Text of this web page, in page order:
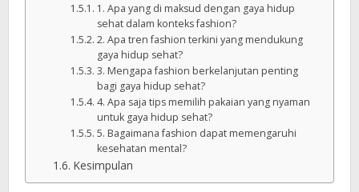
1. Apa yang di maksud dengan gaya hidup
sehat dalam konteks fashion?
2. Apa tren fashion terkini yang mendukung
gaya hidup sehat?
3. Mengapa fashion berkelanjutan penting
bagi gaya hidup sehat?
4. Apa saja tips memilih pakaian yang nyaman
untuk gaya hidup sehat?
5. Bagaimana fashion dapat memengaruhi
kesehatan mental?
Kesimpulan